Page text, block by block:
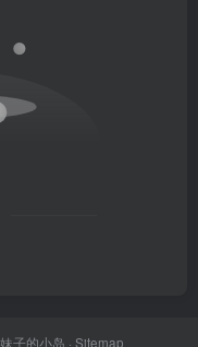
子的小岛 · Sitemap